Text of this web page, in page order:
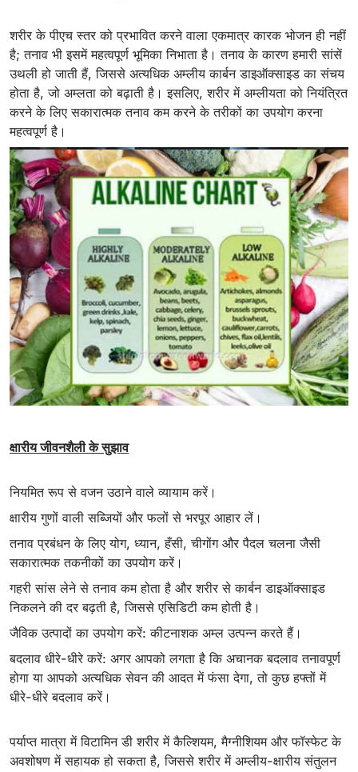
शरीर के पीएच स्तर को प्रभावित करने वाला एकमात्र कारक भोजन ही नहीं
है; तनाव भी इसमें महत्वपूर्ण भूमिका निभाता है। तनाव के कारण हमारी सांसें
उथली हो जाती हैं, जिससे अत्यधिक अम्लीय कार्बन डाइऑक्साइड का संचय
होता है, जो अम्लता को बढ़ाती है। इसलिए, शरीर में अम्लीयता को नियंत्रित
करने के लिए सकारात्मक तनाव कम करने के तरीकों का उपयोग करना
महत्वपूर्ण है।
क्षारीय जीवनशैली के सुझाव
नियमित रूप से वजन उठाने वाले व्यायाम करें।
क्षारीय गुणों वाली सब्जियों और फलों से भरपूर आहार लें।
तनाव प्रबंधन के लिए योग, ध्यान, हँसी, चीगोंग और पैदल चलना जैसी
सकारात्मक तकनीकों का उपयोग करें।
गहरी सांस लेने से तनाव कम होता है और शरीर से कार्बन डाइऑक्साइड
निकलने की दर बढ़ती है, जिससे एसिडिटी कम होती है।
जैविक उत्पादों का उपयोग करें: कीटनाशक अम्ल उत्पन्न करते हैं।
बदलाव धीरे-धीरे करें: अगर आपको लगता है कि अचानक बदलाव तनावपूर्ण
होगा या आपको अत्यधिक सेवन की आदत में फंसा देगा, तो कुछ हफ्तों में
धीरे-धीरे बदलाव करें।
पर्याप्त मात्रा में विटामिन डी शरीर में कैल्शियम, मैग्नीशियम और फॉस्फेट के
अवशोषण में सहायक हो सकता है, जिससे शरीर में अम्लीय-क्षारीय संतुलन